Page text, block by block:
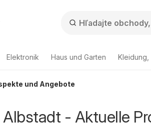
Elektronik Haus und Garten Kleidung,
und Angebote
Albstadt - Aktuelle